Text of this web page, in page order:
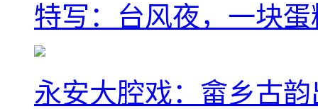
特写：台风夜，一块
永安大腔戏：畲乡古